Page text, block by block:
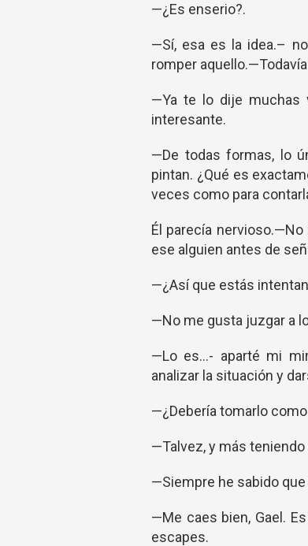
—¿Es enserio?.
—Sí, esa es la idea.–
romper
—Ya te lo dije muchas
interesante.
—De todas formas, lo
pintan. ¿Qué es
veces como para
Él parecía
ese alguien antes de
—¿Así que estás
—No me gusta juzgar a
—Lo es...- aparté mi
analizar la situación y
—¿Debería tomarlo
—Talvez, y más
—Siempre he sabido que
—Me caes bien, Gael.
escapes.